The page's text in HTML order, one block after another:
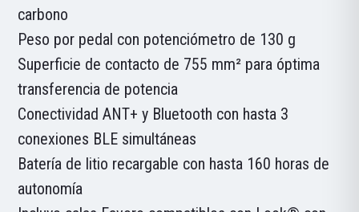
carbono
Peso por pedal con potenciómetro de 130 g
Superficie de contacto de 755 mm² para óptima
transferencia de potencia
Conectividad ANT+ y Bluetooth con hasta 3
conexiones BLE simultáneas
Batería de litio recargable con hasta 160 horas de
autonomía